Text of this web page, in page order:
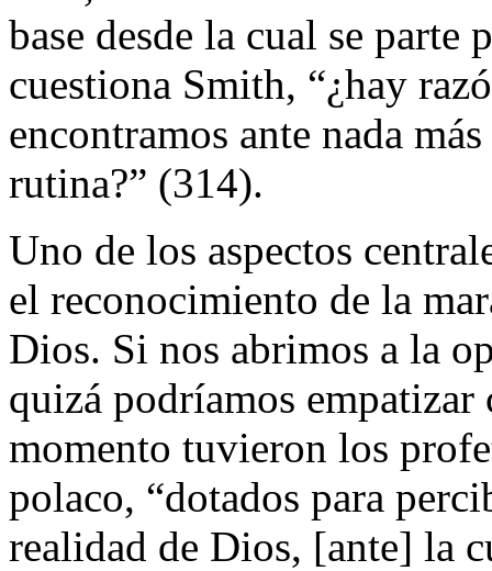
base desde la cual se parte
cuestiona Smith, “¿hay
encontramos ante nada
rutina?” (314).
Uno de los aspectos
el reconocimiento de la
Dios. Si nos abrimos a la
quizá podríamos empatizar
momento tuvieron los
polaco, “dotados para
realidad de Dios, [ante] la